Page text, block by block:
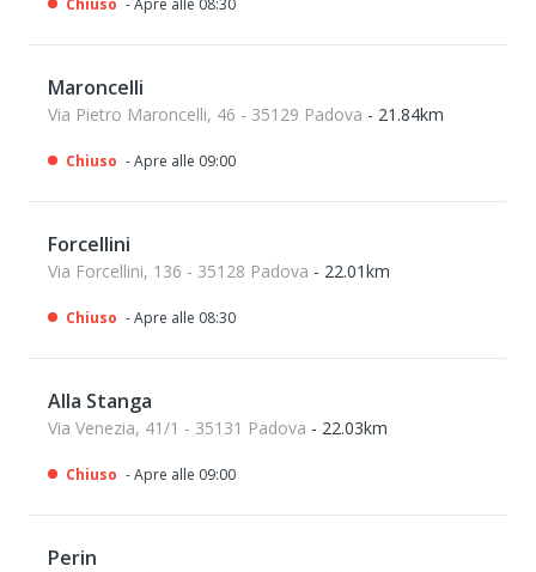
Chiuso - Apre alle 08:30
Maroncelli
Via Pietro Maroncelli, 46 - 35129 Padova - 21.84km
Chiuso - Apre alle 09:00
Forcellini
Via Forcellini, 136 - 35128 Padova - 22.01km
Chiuso - Apre alle 08:30
Alla Stanga
Via Venezia, 41/1 - 35131 Padova - 22.03km
Chiuso - Apre alle 09:00
Perin